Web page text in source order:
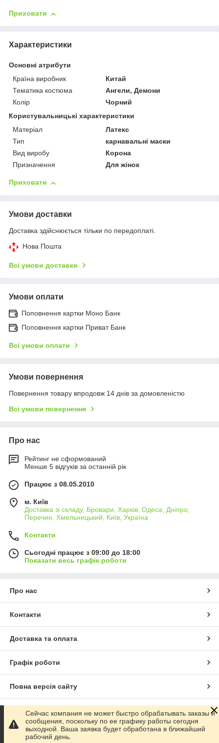
Приховати
Характеристики
Основні атрибути
Країна виробник
Китай
Тематика костюма
Ангели, Демони
Колір
Чорний
Користувальницькі характеристики
Матеріал
Латекс
Тип
карнавальні маски
Вид виробу
Корона
Призначення
Для жінок
Приховати
Умови доставки
Доставка здійснюється тільки по передоплаті.
Нова Пошта
Всі умови доставки
Умови оплати
Поповнення картки Моно Банк
Поповнення картки Приват Банк
Всі умови оплати
Умови повернення
Повернення товару впродовж 14 днів за домовленістю
Всі умови повернення
Про нас
Рейтинг не сформований
Менше 5 відгуків за останній рік
Працює з 08.05.2010
м. Київ
Доставка зі складу, Бровари, Харків, Одеса, Дніпро,
Перечин, Хмельницький, Київ, Україна
Контакти
Сьогодні працює з 09:00 до 18:00
Показати весь графік роботи
Про нас
Контакти
Доставка та оплата
Графік роботи
Повна версія сайту
Сайт створено на маркетплейсі Prom.ua
Політика конфіденційності
Сейчас компания не может быстро обрабатывать заказы и
сообщения, поскольку по ее графику работы сегодня
выходной. Ваша заявка будет обработана в ближайший
рабочий день.